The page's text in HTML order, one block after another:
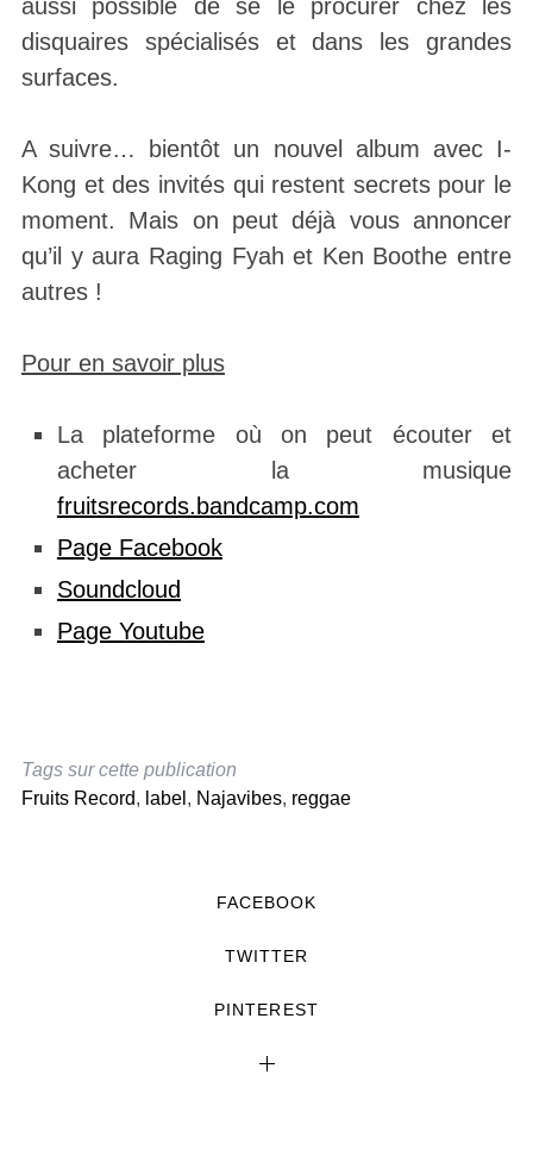
aussi possible de se le procurer chez les
disquaires spécialisés et dans les grandes
surfaces.
A suivre… bientôt un nouvel album avec I-
Kong et des invités qui restent secrets pour le
moment. Mais on peut déjà vous annoncer
qu’il y aura Raging Fyah et Ken Boothe entre
autres !
Pour en savoir plus
La plateforme où on peut écouter et
acheter la musique
fruitsrecords.bandcamp.com
Page Facebook
Soundcloud
Page Youtube
Tags sur cette publication
Fruits Record, label , Najavibes, reggae
FACEBOOK
TWITTER
PINTEREST